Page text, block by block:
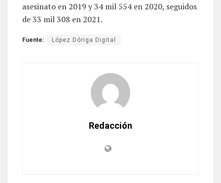
asesinato en 2019 y 34 mil 554 en 2020, seguidos
de 33 mil 308 en 2021.
Fuente: López Dóriga Digital
Redacción